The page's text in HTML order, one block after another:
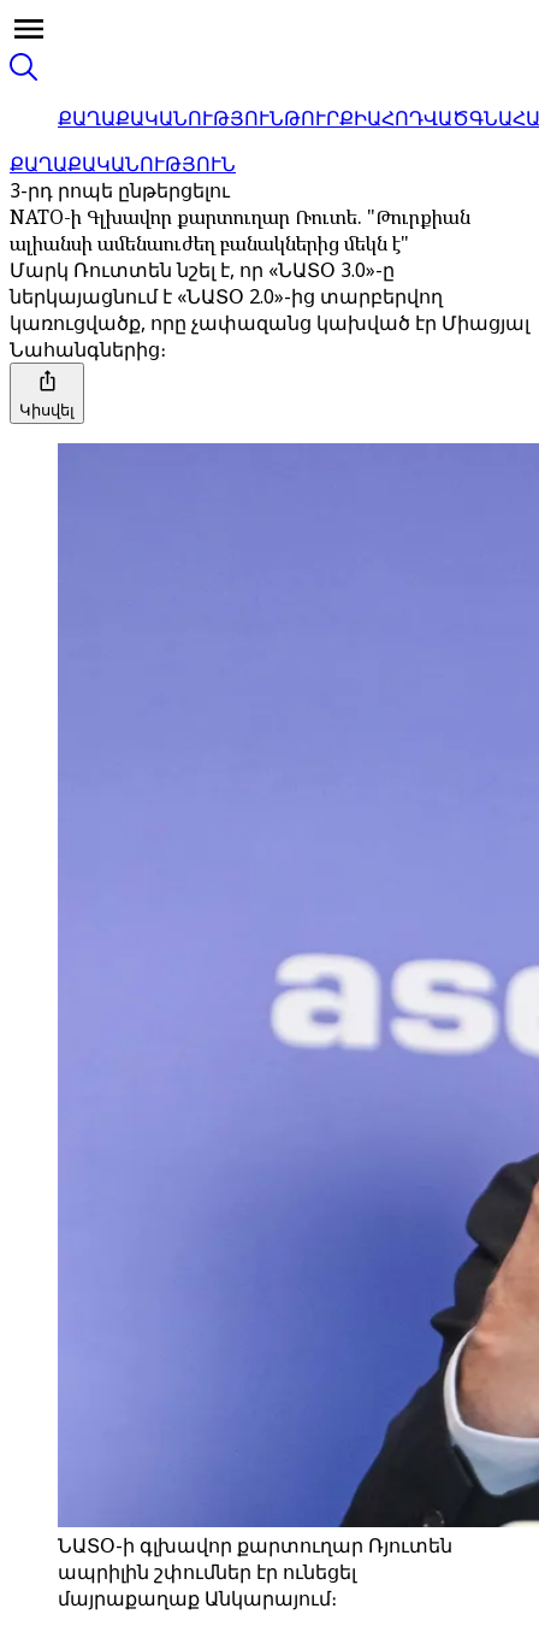
ՔԱՂԱՔԱԿԱՆՈՒԹՅՈՒՆԹՈՒՐՔԻԱՀՈԴՎԱԾ
ՔԱՂԱՔԱԿԱՆՈՒԹՅՈՒՆ
3-րդ րոպե ընթերցելու
NATO-ի Գլխավոր քարտուղար Ռուտե. "Թուրքիան
ալիանսի ամենաուժեղ բանակներից մեկն է"
Մարկ Ռուտտեն նշել է, որ «ՆԱՏՕ 3.0»-ը
ներկայացնում է «ՆԱՏՕ 2.0»-ից տարբերվող
կառուցվածք, որը չափազանց կախված էր Միացյալ
Նահանգներից։
Կիսվել
ՆԱՏՕ-ի գլխավոր քարտուղար Ռյուտեն
ապրիլին շփումներ էր ունեցել
մայրաքաղաք Անկարայում։